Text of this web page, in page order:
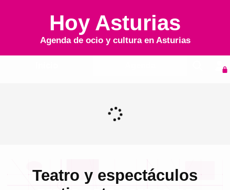
Hoy Asturias
Agenda de ocio y cultura en Asturias
Teatro y espectáculos